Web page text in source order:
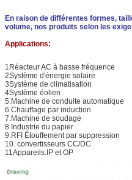
En raison de différentes formes,
volume, nos produits selon les
Applications:
1Réacteur AC à basse fréquence
2Système d'énergie solaire
3Système de climatisation
4Système éolien
5.Machine de conduite automatique
6.Chauffage par induction
7.Machine de soudage
8.Industrie du papier
9.RFI Étouffement par suppression
10. convertisseurs CC/DC
11Appareils.IP et OP